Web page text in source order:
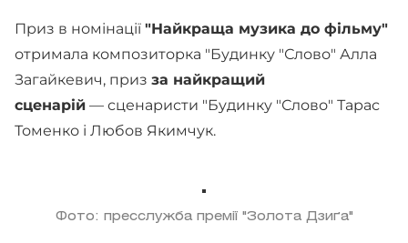
Приз в номінації "Найкраща музика до фільму"
отримала композиторка "Будинку "Слово" Алла
Загайкевич, приз за найкращий
сценарій — сценаристи "Будинку "Слово" Тарас
Томенко і Любов Якимчук.
Фото: пресслужба премії "Золота Дзиґа"